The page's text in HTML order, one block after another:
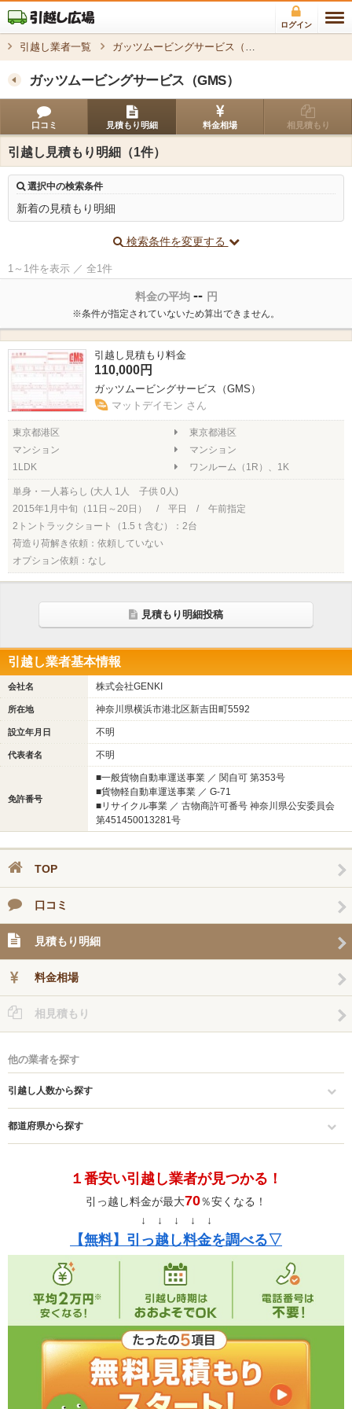
ログイン
引越し業者一覧 ガッツムービングサービス（GMS）
ガッツムービングサービス（GMS）
口コミ 見積もり明細 料金相場 相見積もり
引越し見積もり明細（1件）
選択中の検索条件
新着の見積もり明細
検索条件を変更する
1～1件を表示 ／ 全1件
料金の平均 -- 円
※条件が指定されていないため算出できません。
引越し見積もり料金
110,000円
ガッツムービングサービス（GMS）
マットデイモン さん
東京都港区
東京都港区
マンション
マンション
1LDK
ワンルーム（1R）、1K
単身・一人暮らし (大人 1人 子供 0人)
2015年1月中旬（11日～20日） / 平日 / 午前指定
2トントラックショート（1.5ｔ含む）：2台
荷造り荷解き依頼：依頼していない
オプション依頼：なし
見積もり明細投稿
引越し業者基本情報
会社名 株式会社GENKI
所在地 神奈川県横浜市港北区新吉田町5592
設立年月日 不明
代表者名 不明
免許番号
■一般貨物自動車運送事業 ／ 関自可 第353号
■貨物軽自動車運送事業 ／ G-71
■リサイクル事業 ／ 古物商許可番号 神奈川県公安委員会
第451450013281号
TOP
口コミ
見積もり明細
料金相場
相見積もり
他の業者を探す
引越し人数から探す
都道府県から探す
１番安い引越し業者が見つかる！
引っ越し料金が最大70％安くなる！
↓ ↓ ↓ ↓ ↓
【無料】引っ越し料金を調べる▽